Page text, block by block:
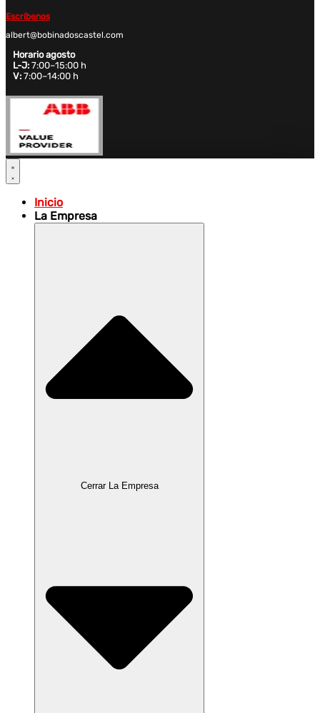
Escríbenos
albert@bobinadoscastel.com
Horario agosto
L-J: 7:00–15:00 h
V: 7:00–14:00 h
Inicio
La Empresa
Cerrar La Empresa